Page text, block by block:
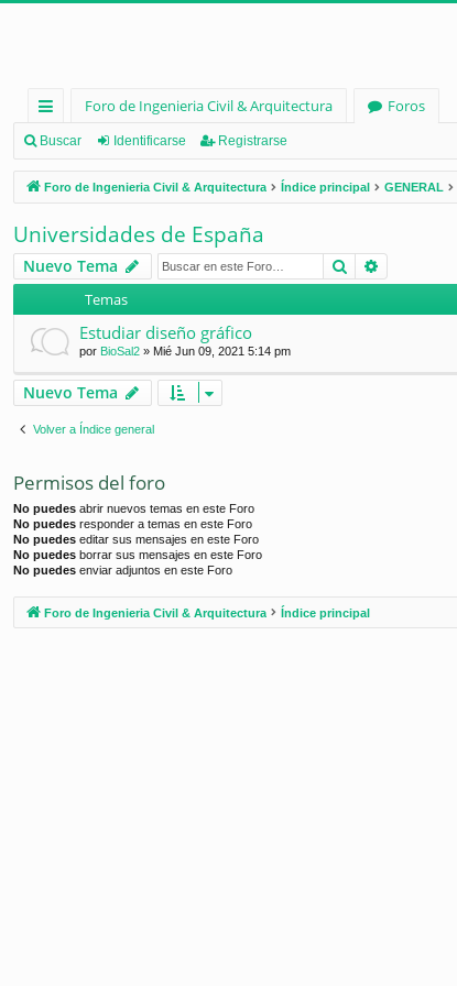
nl
ac
es
rá
pi
d
os
Foro de Ingenieria Civil & Arquitectura
Foros
Buscar Identificarse Registrarse
Foro de Ingenieria Civil & Arquitectura Índice principal GENERAL
Universidades de España
Nuevo Tema Buscar
Temas
Estudiar diseño gráfico
por BioSal2 » Mié Jun 09, 2021 5:14 pm
Nuevo Tema
Volver a Índice general
Permisos del foro
No puedes abrir nuevos temas en este Foro
No puedes responder a temas en este Foro
No puedes editar sus mensajes en este Foro
No puedes borrar sus mensajes en este Foro
No puedes enviar adjuntos en este Foro
Foro de Ingenieria Civil & Arquitectura Índice principal